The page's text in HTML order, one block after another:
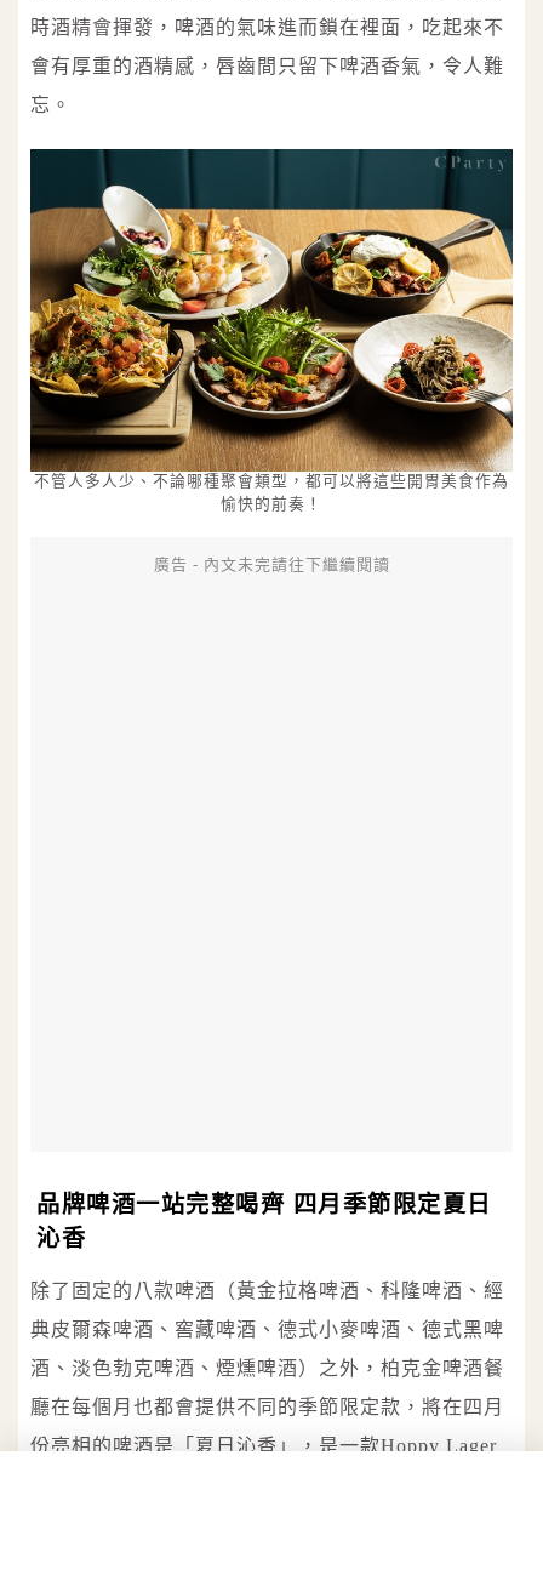
時酒精會揮發，啤酒的氣味進而鎖在裡面，吃起來不
會有厚重的酒精感，唇齒間只留下啤酒香氣，令人難
忘。
不管人多人少、不論哪種聚會類型，都可以將這些開胃美食作為
愉快的前奏！
廣告 - 內文未完請往下繼續閱讀
品牌啤酒一站完整喝齊 四月季節限定夏日
沁香
除了固定的八款啤酒（黃金拉格啤酒、科隆啤酒、經
典皮爾森啤酒、窖藏啤酒、德式小麥啤酒、德式黑啤
酒、淡色勃克啤酒、煙燻啤酒）之外，柏克金啤酒餐
廳在每個月也都會提供不同的季節限定款，將在四月
份亮相的啤酒是「夏日沁香」，是一款Hoppy Lager